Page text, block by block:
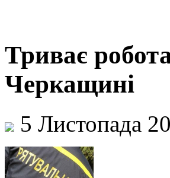
Триває
Черкащині
5 Листопада